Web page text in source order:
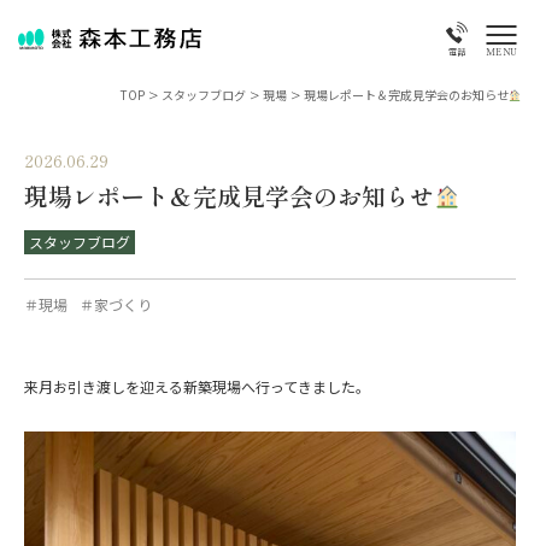
電話 MENU
TOP> スタッフブログ> 現場> 現場レポート＆完成見学会のお知らせ
2026.06.29
現場レポート＆完成見学会のお知らせ
スタッフブログ
＃現場 ＃家づくり
来月お引き渡しを迎える新築現場へ行ってきました。